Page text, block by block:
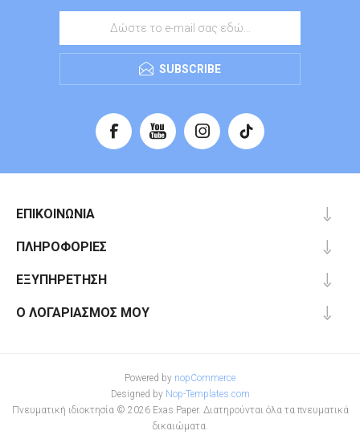
SUBSCRIBE
ΕΠΙΚΟΙΝΩΝΊΑ
ΠΛΗΡΟΦΟΡΊΕΣ
ΕΞΥΠΗΡΈΤΗΣΗ
Ο ΛΟΓΑΡΙΑΣΜΌΣ ΜΟΥ
Powered by nopCommerce
Designed by Nop-Templates.com
Πνευματική ιδιοκτησία © 2026 Exas Paper. Διατηρούνται όλα τα πνευματικά
δικαιώματα.